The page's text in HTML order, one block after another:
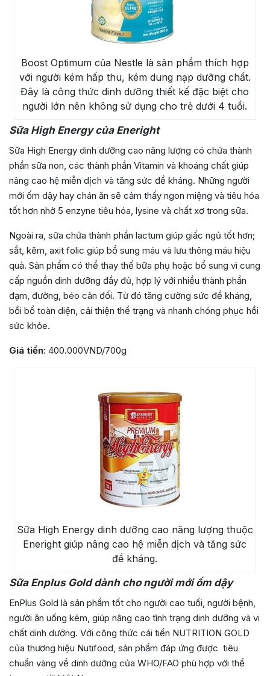
Boost Optimum của Nestle là sản phẩm thích hợp
với người kém hấp thu, kém dung nạp dưỡng chất.
Đây là công thức dinh dưỡng thiết kế đặc biệt cho
người lớn nên không sử dụng cho trẻ dưới 4 tuổi.
Sữa High Energy của Eneright
Sữa High Energy dinh dưỡng cao năng lượng có chứa thành
phần sữa non, các thành phần Vitamin và khoáng chất giúp
nâng cao hệ miễn dịch và tăng sức đề kháng. Những người
mới ốm dậy hay chán ăn sẽ cảm thấy ngon miệng và tiêu hóa
tốt hơn nhờ 5 enzyne tiêu hóa, lysine và chất xơ trong sữa.
Ngoài ra, sữa chứa thành phần lactum giúp giấc ngủ tốt hơn;
sắt, kẽm, axit folic giúp bổ sung máu và lưu thông máu hiệu
quả. Sản phẩm có thể thay thế bữa phụ hoặc bổ sung vì cung
cấp nguồn dinh dưỡng đầy đủ, hợp lý với nhiều thành phần
đạm, đường, béo cân đối. Từ đó tăng cường sức đề kháng,
bồi bổ toàn diện, cải thiện thể trạng và nhanh chóng phục hồi
sức khỏe.
Giá tiền: 400.000VND/700g
Sữa High Energy dinh dưỡng cao năng lượng thuộc
Eneright giúp nâng cao hệ miễn dịch và tăng sức
đề kháng.
Sữa Enplus Gold dành cho người mới ốm dậy
EnPlus Gold là sản phẩm tốt cho người cao tuổi, người bệnh,
người ăn uống kém, giúp nâng cao tình trạng dinh dưỡng và vi
chất dinh dưỡng. Với công thức cải tiến NUTRITION GOLD
của thương hiệu Nutifood, sản phẩm đáp ứng được tiêu
chuẩn vàng về dinh dưỡng của WHO/FAO phù hợp với thể